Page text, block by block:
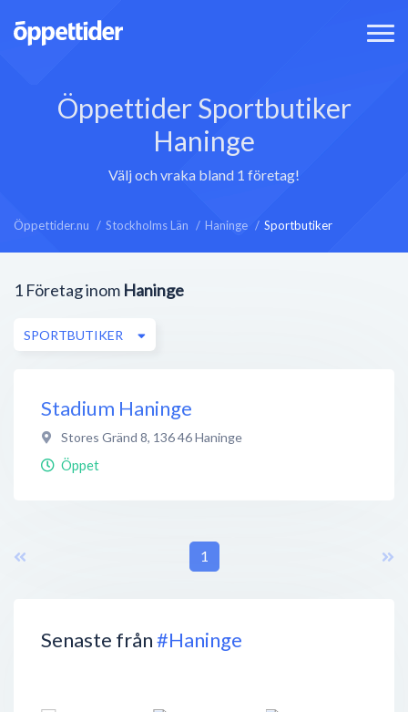
Öppettider Sportbutiker
Haninge
Välj och vraka bland 1 företag!
Öppettider.nu Stockholms Län Haninge Sportbutiker
Senaste från#Haninge
1 Företag inom Haninge
SPORTBUTIKER
Stadium Haninge
Stores Gränd 8, 136 46Haninge
Öppet
1